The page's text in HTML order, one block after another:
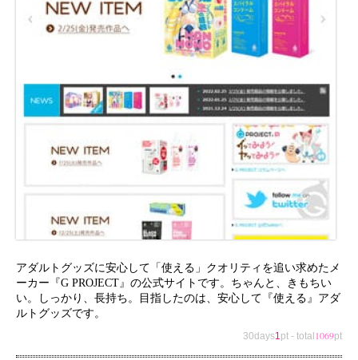
アダルトグッズに安心して「使える」クオリティを追い求めたメ
ーカー『G PROJECT』の公式サイトです。ちゃんと、きもちい
い。しっかり、長持ち。目指したのは、安心して『使える』アダ
ルトグッズです。
30days1pt - total 1069pt